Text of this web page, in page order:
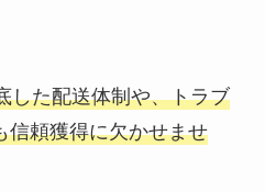
した配送体制や、トラブ
信頼獲得に欠かせませ